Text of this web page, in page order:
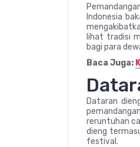
Indonesia
lihat tradisi
bagi para
Baca Juga:
Dataran
reruntuhan
dieng
festival.